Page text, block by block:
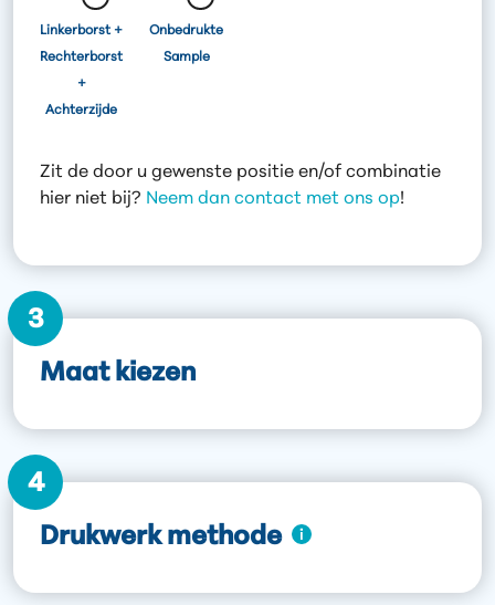
Linkerborst +
Rechterborst
+
Achterzijde
Onbedrukte
Sample
Zit de door u gewenste positie en/of combinatie
hier niet bij? Neem dan contact met ons op!
3
Maat kiezen
4
Drukwerk methode